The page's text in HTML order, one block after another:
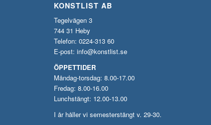
KONSTLIST AB
Tegelvägen 3
744 31 Heby
Telefon: 0224-313 60
E-post: info@konstlist.se
ÖPPETTIDER
Måndag-torsdag: 8.00-17.00
Fredag: 8.00-16.00
Lunchstängt: 12.00-13.00
I år håller vi semesterstängt v. 29-30.